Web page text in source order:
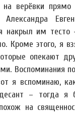
верёвки прямо
накрыл им
Кроме этого, я
опекают
Воспоминания
я вспоминаю,
– тогда
на